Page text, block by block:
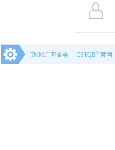
CSTQB
基金会
TMMi 官网
® ®